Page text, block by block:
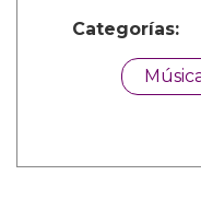
Categorías: